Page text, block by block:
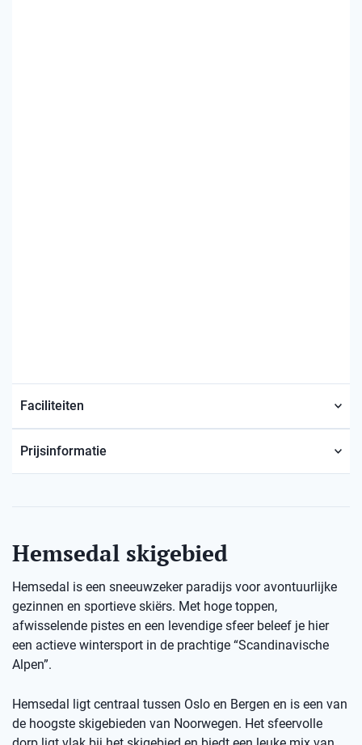
Faciliteiten
Prijsinformatie
Hemsedal skigebied
Hemsedal is een sneeuwzeker paradijs voor avontuurlijke
gezinnen en sportieve skiërs. Met hoge toppen,
afwisselende pistes en een levendige sfeer beleef je hier
een actieve wintersport in de prachtige “Scandinavische
Alpen”.
Hemsedal ligt centraal tussen Oslo en Bergen en is een van
de hoogste skigebieden van Noorwegen. Het sfeervolle